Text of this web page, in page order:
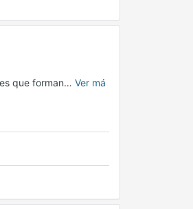
que forman… Ver má